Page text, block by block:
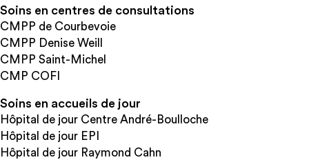
Soins en centres de consultations
CMPP de Courbevoie
CMPP Denise Weill
CMPP Saint-Michel
CMP COFI
Soins en accueils de jour
Hôpital de jour Centre André-Boulloche
Hôpital de jour EPI
Hôpital de jour Raymond Cahn